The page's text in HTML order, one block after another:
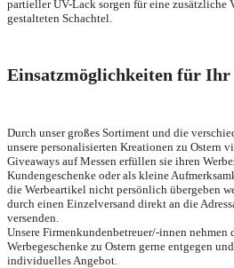
partieller UV-Lack sorgen für eine zusätzliche
gestalteten Schachtel.
Einsatzmöglichkeiten für
Durch unser großes Sortiment und die
unsere personalisierten Kreationen zu Ostern
Giveaways auf Messen erfüllen sie ihren
Kundengeschenke oder als kleine
die Werbeartikel nicht persönlich übergeben
durch einen Einzelversand direkt an die
versenden.
Unsere Firmenkundenbetreuer/-innen nehmen
Werbegeschenke zu Ostern gerne entgegen
individuelles Angebot.